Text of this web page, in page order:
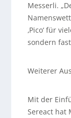
Messerli.
‚Pico‘ für
sondern
Weiterer
Mit der
Sereact hat